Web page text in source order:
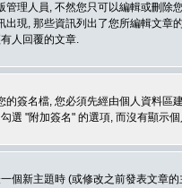
管理人員, 不然您只可以編輯或刪
出現, 那些資訊列出了您所編輯文章
人回覆的文章.
的簽名檔, 您必須先經由個人資料區
選 "附加簽名" 的選項, 而沒有顯示
個新主題時 (或修改之前發表文章